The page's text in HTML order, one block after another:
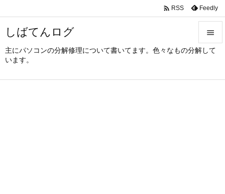
しばてんログ
主にパソコンの分解修理について書いてます。色々なもの分解して
います。



 RSS Feedly